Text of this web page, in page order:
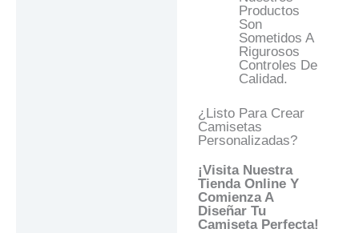
Productos
Son
Sometidos A
Rigurosos
Controles De
Calidad.
¿Listo Para Crear
Camisetas
Personalizadas?
¡Visita Nuestra
Tienda Online Y
Comienza A
Diseñar Tu
Camiseta Perfecta!